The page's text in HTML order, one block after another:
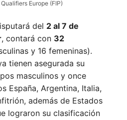
Europe (FIP)
del 2 al 7 de
, contará con 32
y 16 femeninas).
tienen asegurada su
masculinos y once
España, Argentina, Italia,
además de Estados
lograron su clasificación